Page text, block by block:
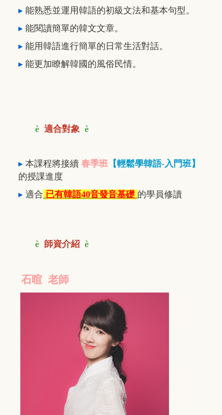
▸ 能熟悉並運用韓語的初級文法和基本句型。
▸ 能閱讀簡單的韓文文章。
▸ 能用韓語進行簡單的日常生活對話。
▸ 能更加瞭解韓國的風俗民情。
è 適合對象 è
▸ 本課程將接續 春季班 【輕鬆學韓語-入門班】
的授課進度
▸ 適合 已有韓語40音發音基礎 的學員修讀
è 師資介紹 è
石暄 老師